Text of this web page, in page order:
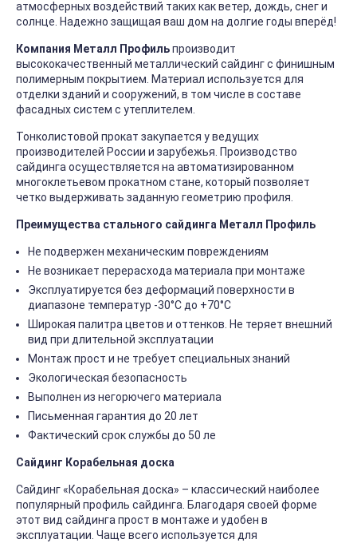
атмосферных воздействий таких как ветер, дождь, снег и
солнце. Надежно защищая ваш дом на долгие годы вперёд!
Компания Металл Профильпроизводит
высококачественный металлический сайдинг с финишным
полимерным покрытием. Материал используется для
отделки зданий и сооружений, в том числе в составе
фасадных систем с утеплителем.
Тонколистовой прокат закупается у ведущих
производителей России и зарубежья. Производство
сайдинга осуществляется на автоматизированном
многоклетьевом прокатном стане, который позволяет
четко выдерживать заданную геометрию профиля.
Преимущества стального сайдинга Металл Профиль
Не подвержен механическим повреждениям
Не возникает перерасхода материала при монтаже
Эксплуатируется без деформаций поверхности в
диапазоне температур -30°C до +70°C
Широкая палитра цветов и оттенков. Не теряет внешний
вид при длительной эксплуатации
Монтаж прост и не требует специальных знаний
Экологическая безопасность
Выполнен из негорючего материала
Письменная гарантия до 20 лет
Фактический срок службы до 50 ле
Сайдинг Корабельная доска
Сайдинг «Корабельная доска» – классический наиболее
популярный профиль сайдинга. Благодаря своей форме
этот вид сайдинга прост в монтаже и удобен в
эксплуатации. Чаще всего используется для